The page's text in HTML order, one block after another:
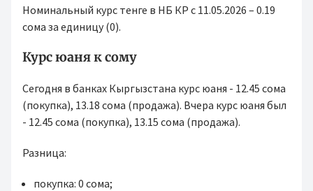
Номинальный курс тенге в НБ КР с 11.05.2026 – 0.19
сома за единицу (0).
Курс юаня к сому
Сегодня в банках Кыргызстана курс юаня - 12.45 сома
(покупка), 13.18 сома (продажа). Вчера курс юаня был
- 12.45 сома (покупка), 13.15 сома (продажа).
Разница:
покупка: 0 сома;